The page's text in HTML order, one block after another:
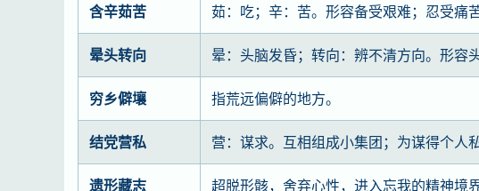
含辛茹苦 茹：吃；辛：苦。形容备受艰难；忍受痛苦
晕头转向 晕：头脑发昏；转向：辨不清方向。形容
穷乡僻壤 指荒远偏僻的地方。
结党营私 营：谋求。互相组成小集团；为谋得个人
遗形藏志 超脱形骸，舍弃心性，进入忘我的精神境界